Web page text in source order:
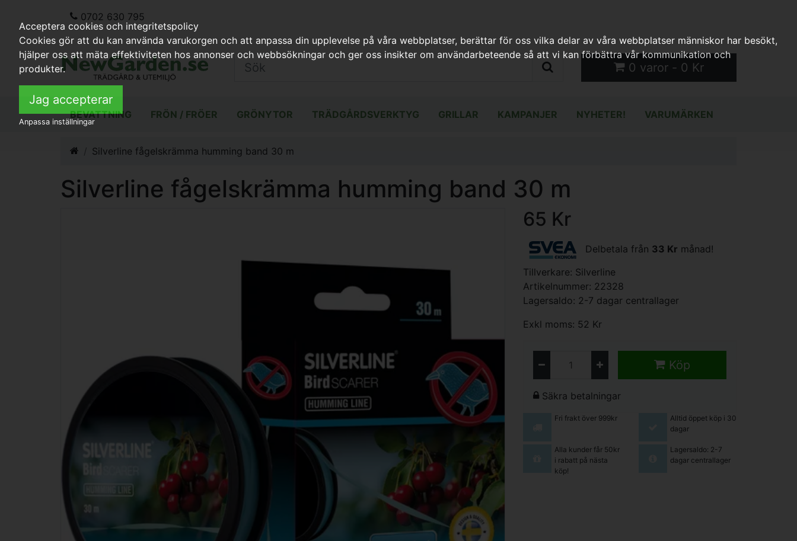
0702 630 795
0 varor - 0 Kr
BEVATTNING FRÖN / FRÖER GRÖNYTOR TRÄDGÅRDSVERKTYG GRILLAR KAMPANJER NYHETER! VARUMÄRKEN
Silverline fågelskrämma humming band 30 m
Silverline fågelskrämma humming band 30 m
65 Kr
Delbetala från 33 Kr månad!
Tillverkare: Silverline
Artikelnummer: 22328
Lagersaldo: 2-7 dagar centrallager
Exkl moms: 52 Kr
Köp
Säkra betalningar
Fri frakt över 999kr
Alltid öppet köp i 30
dagar
Alla kunder får 50kr
i rabatt på nästa
köp!
Lagersaldo: 2-7
dagar centrallager
Acceptera cookies och integritetspolicy
Cookies gör att du kan använda varukorgen och att anpassa din upplevelse på våra webbplatser, berättar för oss vilka delar av våra webbplatser människor har besökt,
hjälper oss att mäta effektiviteten hos annonser och webbsökningar och ger oss insikter om användarbeteende så att vi kan förbättra vår kommunikation och
produkter.
Jag accepterar
Anpassa inställningar